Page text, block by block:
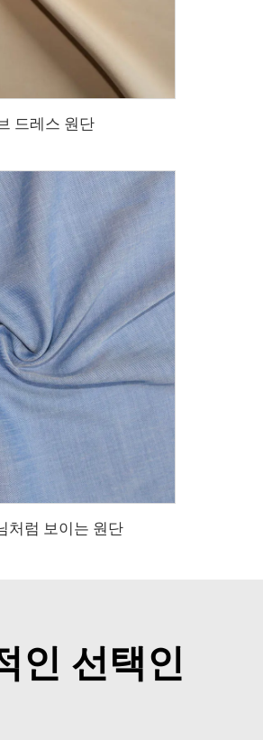
드레스 원단
처럼 보이는 원단
인 선택인